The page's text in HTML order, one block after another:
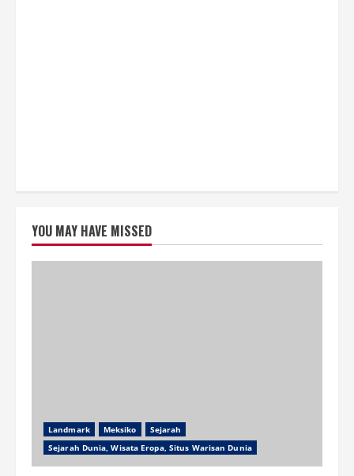
YOU MAY HAVE MISSED
Landmark Meksiko
Sejarah
Sejarah Dunia, Wisata Eropa, Situs Warisan Dunia